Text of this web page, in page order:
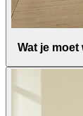
Wat je